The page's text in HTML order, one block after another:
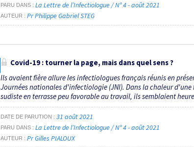
PARU DANS La Lettre de l’Infectiologue / N° 4 - août 2021
AUTEUR Pr Philippe Gabriel STEG
Covid-19 : tourner la page, mais dans quel sens ?
Ils avaient fière allure les infectiologues français réunis en
Journées nationales d'infectiologie (JNI). Dans la chaleur
sudiste en terrasse peu favorable au travail, ils semblaient
DATE DE PARUTION 31 août 2021
PARU DANS La Lettre de l’Infectiologue / N° 4 - août 2021
AUTEUR Pr Gilles PIALOUX